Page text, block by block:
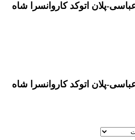
پلان اتوکد کاروانسرا شاه
پلان اتوکد کاروانسرا شاه